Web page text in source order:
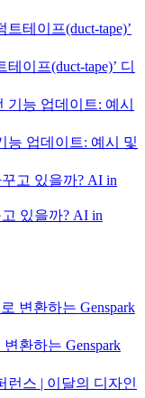
이프(duct-tape)’ 디
능 업데이트: 예시 및
있을까? AI in
환하는 Genspark